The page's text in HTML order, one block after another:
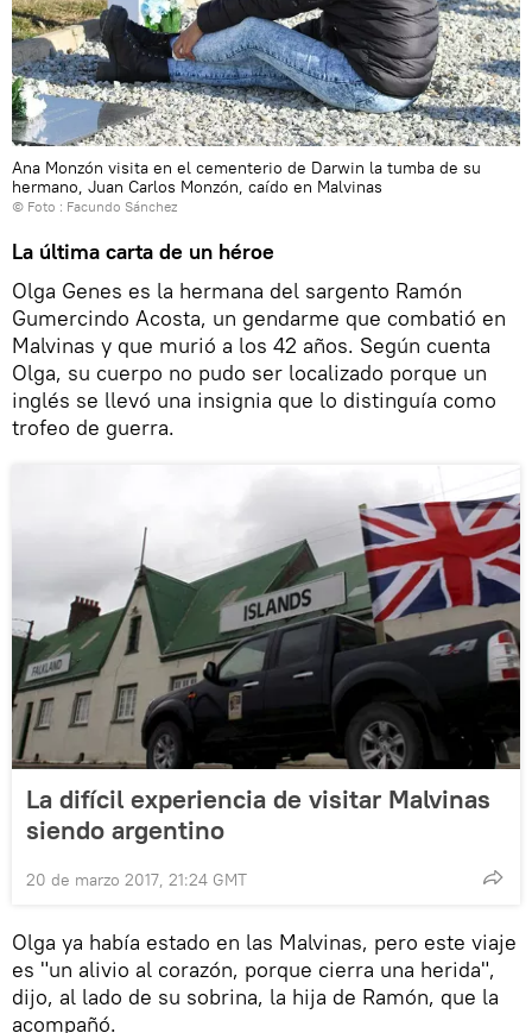
Ana Monzón visita en el cementerio de Darwin la tumba de su
hermano, Juan Carlos Monzón, caído en Malvinas
© Foto : Facundo Sánchez
La última carta de un héroe
Olga Genes es la hermana del sargento Ramón
Gumercindo Acosta, un gendarme que combatió en
Malvinas y que murió a los 42 años. Según cuenta
Olga, su cuerpo no pudo ser localizado porque un
inglés se llevó una insignia que lo distinguía como
trofeo de guerra.
La difícil experiencia de visitar Malvinas
siendo argentino
20 de marzo 2017, 21:24 GMT
Olga ya había estado en las Malvinas, pero este viaje
es "un alivio al corazón, porque cierra una herida",
dijo, al lado de su sobrina, la hija de Ramón, que la
acompañó.